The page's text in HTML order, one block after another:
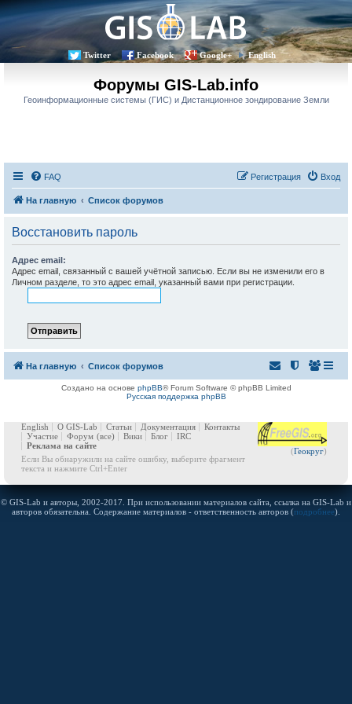
Twitter Facebook Google+ English
Форумы GIS-Lab.info
Геоинформационные системы (ГИС) и Дистанционное зондирование Земли
FAQ Вход
Регистрация
На главную Список форумов
Восстановить пароль
Адрес email:
Адрес email, связанный с вашей учётной записью. Если вы не изменили его в
Личном разделе, то это адрес email, указанный вами при регистрации.
На главную Список форумов
Создано на основе phpBB® Forum Software © phpBB Limited
Русская поддержка phpBB
(Геокруг)
English О GIS-Lab Статьи Документация
Контакты
Участие
Форум (все) Вики Блог
IRC
Реклама на сайте
Если Вы обнаружили на сайте ошибку, выберите фрагмент
текста и нажмите Ctrl+Enter
© GIS-Lab и авторы, 2002-2017. При использовании материалов сайта, ссылка на GIS-Lab и
авторов обязательна. Содержание материалов - ответственность авторов (подробнее).